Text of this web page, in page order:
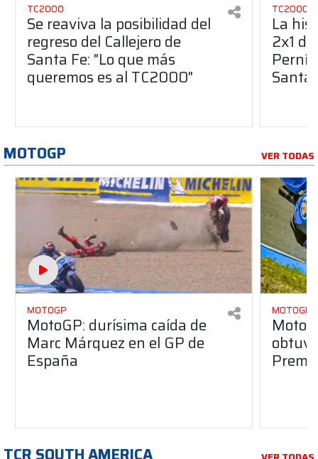
TC2000
Se reaviva la posibilidad del
regreso del Callejero de
Santa Fe: "Lo que más
queremos es al TC2000"
TC2000
La
2x1
Santa
MOTOGP VER TODAS
MOTOGP
MotoGP: durísima caída de
Marc Márquez en el GP de
España
MOTOGP